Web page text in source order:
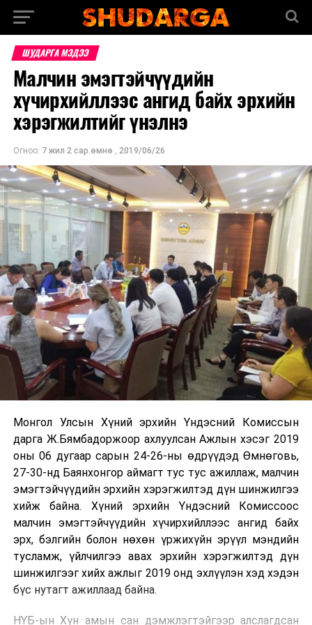
ШУДАРГА МЭДЭЭ
Малчин эмэгтэйчүүдийн
хүчирхийллээс ангид байх эрхийн
хэрэгжилтийг үнэлнэ
Огноо: 7 жил 2 сар.өмнө , 2019/06/26
Монгол Улсын Хүний эрхийн Үндэсний Комиссын
дарга Ж.Бямбадоржоор ахлуулсан Ажлын хэсэг 2019
оны 06 дугаар сарын 24-26-ны өдрүүдэд Өмнөговь,
27-30-нд Баянхонгор аймагт тус тус ажиллаж, малчин
эмэгтэйчүүдийн эрхийн хэрэгжилтэд дүн шинжилгээ
хийж байна. Хүний эрхийн Үндэсний Комиссоос
малчин эмэгтэйчүүдийн хүчирхийллээс ангид байх
эрх, бэлгийн болон нөхөн үржихүйн эрүүл мэндийн
тусламж, үйлчилгээ авах эрхийн хэрэгжилтэд дүн
шинжилгээг хийх ажлыг 2019 онд эхлүүлэн хэд хэдэн
бүс нутагт ажиллаад байна.
НҮБ-ын Хүн амын сан дэмжлэгтэйгээр алслагдсан